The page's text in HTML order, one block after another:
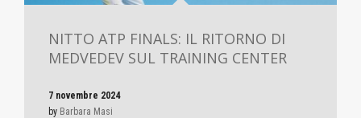
NITTO ATP FINALS: IL RITORNO DI
MEDVEDEV SUL TRAINING CENTER
7 novembre 2024
by Barbara Masi